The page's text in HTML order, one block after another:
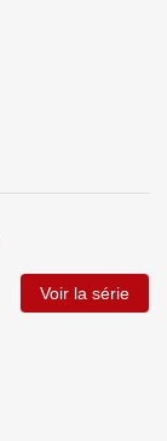
Voir la série